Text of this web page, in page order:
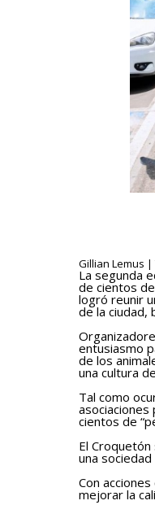
Gillian Lemus |
La segunda
de cientos
logró reunir
de la ciudad,
entusiasmo
de los
una cultura
Tal como
cientos de
El
una
Con
mejorar la